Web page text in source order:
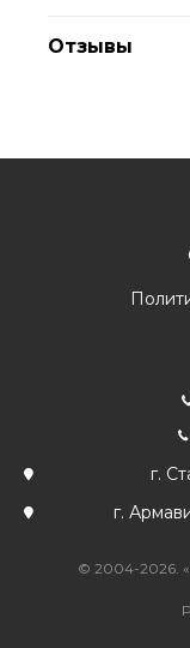
Отзывы
г.
г.
© 2004-2026.